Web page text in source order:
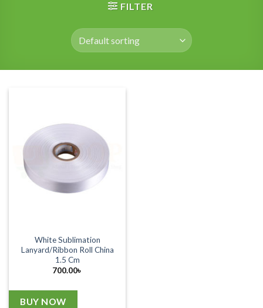
FILTER
White Sublimation
Lanyard/Ribbon Roll China
1.5 Cm
700.00৳
BUY NOW